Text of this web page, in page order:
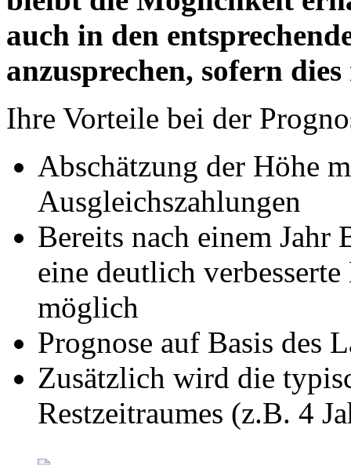
auch in den
anzusprechen, sofern
Ihre Vorteile bei der
Abschätzung der Höhe
Ausgleichszahlungen
Bereits nach einem Jahr
eine deutlich
möglich
Prognose auf Basis des
Zusätzlich wird die
Restzeitraumes (z.B. 4